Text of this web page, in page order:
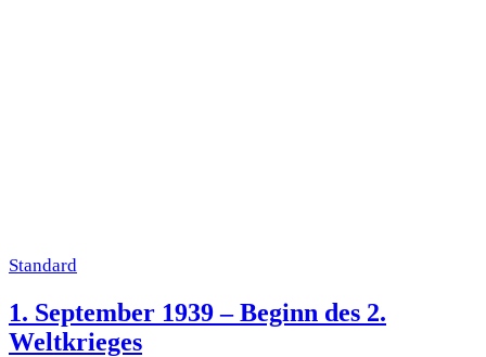
Standard
1. September 1939 – Beginn des 2.
Weltkrieges